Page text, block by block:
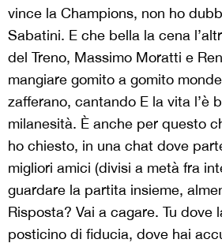
vince la Champions, non ho
Sabatini. E che bella la cena
del Treno, Massimo Moratti e
mangiare gomito a gomito
zafferano, cantando E la vita l’è
milanesità. È anche per questo
ho chiesto, in una chat dove
migliori amici (divisi a metà fra
guardare la partita insieme,
Risposta? Vai a cagare. Tu dove
posticino di fiducia, dove hai